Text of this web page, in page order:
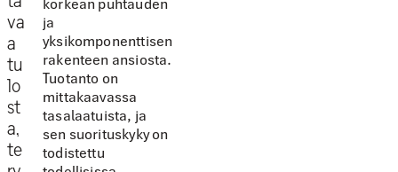
va
a
tu
lo
st
a,
te
ja
yksikomponenttisen
rakenteen ansiosta.
Tuotanto on
mittakaavassa
tasalaatuista, ja
sen suorituskyky on
todistettu